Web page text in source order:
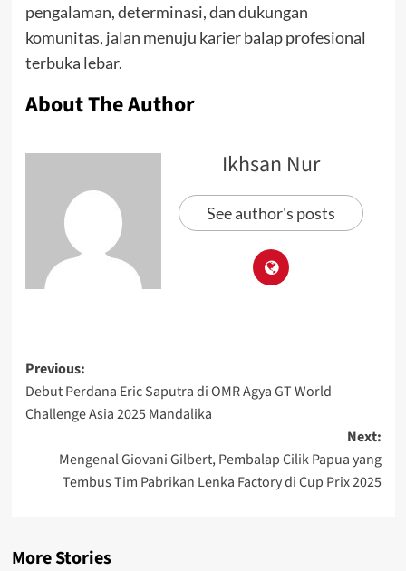
pengalaman, determinasi, dan dukungan
komunitas, jalan menuju karier balap profesional
terbuka lebar.
About The Author
Ikhsan Nur
See author's posts
Previous:
Debut Perdana Eric Saputra di OMR Agya GT World
Challenge Asia 2025 Mandalika
Next:
Mengenal Giovani Gilbert, Pembalap Cilik Papua yang
Tembus Tim Pabrikan Lenka Factory di Cup Prix 2025
More Stories